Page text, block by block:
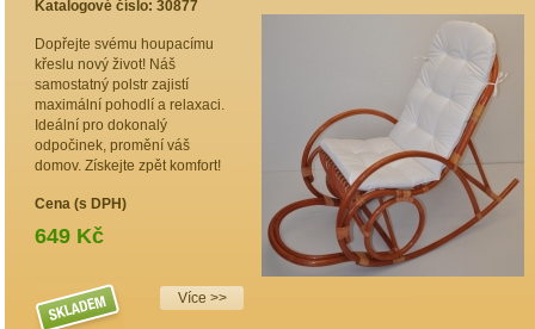
Katalogové číslo: 30877
Dopřejte svému houpacímu
křeslu nový život! Náš
samostatný polstr zajistí
maximální pohodlí a relaxaci.
Ideální pro dokonalý
odpočinek, promění váš
domov. Získejte zpět komfort!
Cena (s DPH)
649 Kč
Více >>